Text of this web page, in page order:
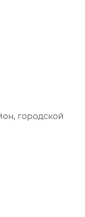
городской